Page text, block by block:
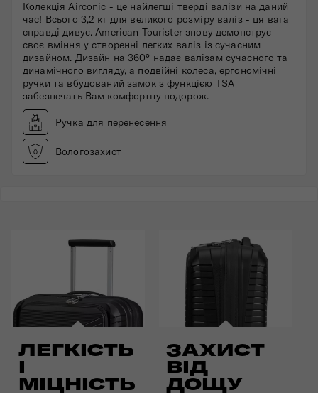
Колекція Airconic - це найлегші тверді валізи на даний
час! Всього 3,2 кг для великого розміру валіз - ця вага
справді дивує. American Tourister знову демонструє
своє вміння у створенні легких валіз із сучасним
дизайном. Дизайн на 360° надає валізам сучасного та
динамічного вигляду, а подвійні колеса, ергономічні
ручки та вбудований замок з функцією TSA
забезпечать Вам комфортну подорож.
Ручка для перенесення
Вологозахист
ЛЕГКІСТЬ
І
МІЦНІСТЬ
ЗАХИСТ
ВІД
ДОЩУ